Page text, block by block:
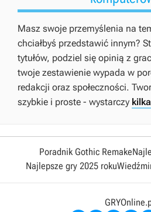
Masz swoje przemyślenia na
chciałbyś przedstawić innym?
tytułów, podziel się opinią z
twoje zestawienie wypada w
redakcji oraz społeczności.
szybkie i proste - wystarczy
Poradnik Gothic Remake
Najlepsze gry 2025 roku